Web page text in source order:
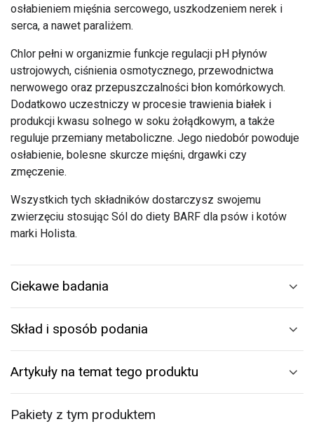
osłabieniem mięśnia sercowego, uszkodzeniem nerek i
serca, a nawet paraliżem.
Chlor pełni w organizmie funkcje regulacji pH płynów
ustrojowych, ciśnienia osmotycznego, przewodnictwa
nerwowego oraz przepuszczalności błon komórkowych.
Dodatkowo uczestniczy w procesie trawienia białek i
produkcji kwasu solnego w soku żołądkowym, a także
reguluje przemiany metaboliczne. Jego niedobór powoduje
osłabienie, bolesne skurcze mięśni, drgawki czy
zmęczenie.
Wszystkich tych składników dostarczysz swojemu
zwierzęciu stosując Sól do diety BARF dla psów i kotów
marki Holista.
Ciekawe badania
Skład i sposób podania
Artykuły na temat tego produktu
Pakiety z tym produktem